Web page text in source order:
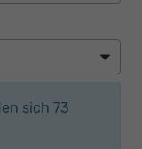
sich 73